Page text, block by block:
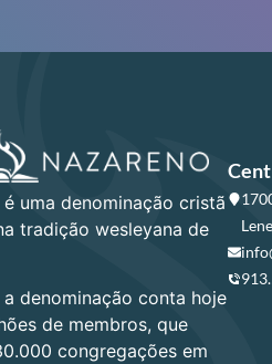
uma denominação cristã
tradição wesleyana de
denominação conta hoje
de membros, que
congregações em